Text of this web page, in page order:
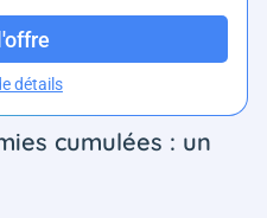
détails
cumulées : un